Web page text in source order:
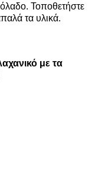
Τοποθετήστε
τα υλικά.
με τα